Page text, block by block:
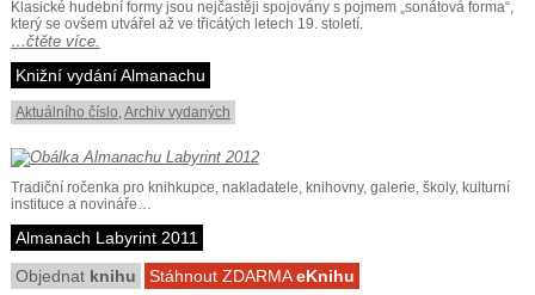
Klasické hudební formy jsou nejčastěji spojovány s pojmem „sonátová forma“,
který se ovšem utvářel až ve třicátých letech 19. století.
…čtěte více.
Knižní vydání Almanachu
Aktuálního číslo,Archiv vydaných
Tradiční ročenka pro knihkupce, nakladatele, knihovny, galerie, školy, kulturní
instituce a novináře…
Almanach Labyrint 2011
Objednat knihu Stáhnout ZDARMAeKnihu